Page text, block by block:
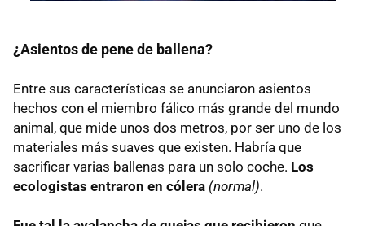
¿Asientos de pene de ballena?
Entre sus características se anunciaron asientos
hechos con el miembro fálico más grande del mundo
animal, que mide unos dos metros, por ser uno de los
materiales más suaves que existen. Habría que
sacrificar varias ballenas para un solo coche. Los
ecologistas entraron en cólera (normal).